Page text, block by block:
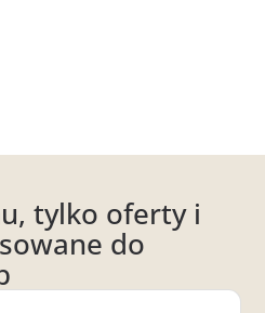
tylko oferty i
do